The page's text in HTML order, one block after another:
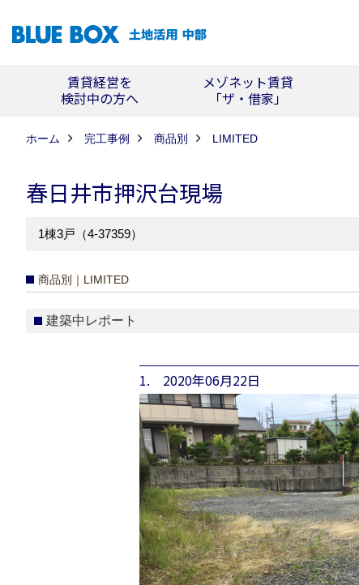
賃貸経営を
検討中の方へ
メゾネット賃貸
「ザ・借家」
ホーム 完工事例 商品別 LIMITED
春日井市押沢台現場
1棟3戸（4-37359）
商品別｜LIMITED
建築中レポート
1. 2020年06月22日